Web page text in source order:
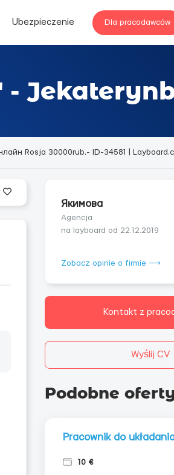
Ubezpieczenie Dla pracodawców
Rosja 30000rub.- ID-34581 |
Якимова
Agencja
na layboard od 22.12.2019
Zobacz opinie o firmie ⟶
Kontakt z
Wyślij CV
Podobne
Pracownik do
10 €